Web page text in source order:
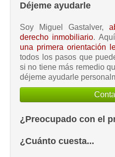
Déjeme ayudarle
Soy Miguel Gastalver,
derecho inmobiliario.
una primera orientación
todos los pasos que
si no tiene más remedio
déjeme ayudarle
¿Preocupado con el
¿Cuánto cuesta...